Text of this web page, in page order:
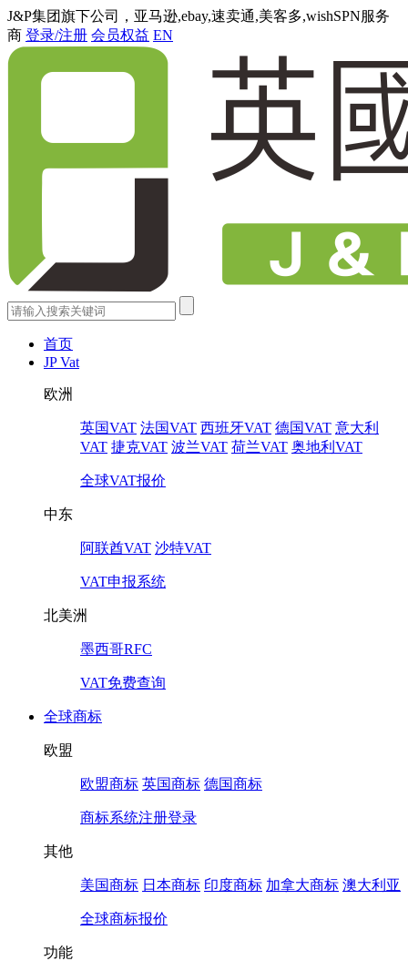
J&P集团旗下公司，亚马逊,ebay,速卖通,美客多,wishSPN服务
商 登录/注册 会员权益 EN
首页
JP Vat
欧洲
英国VAT 法国VAT 西班牙VAT 德国VAT 意大利
VAT 捷克VAT 波兰VAT 荷兰VAT 奥地利VAT
全球VAT报价
中东
阿联酋VAT 沙特VAT
VAT申报系统
北美洲
墨西哥RFC
VAT免费查询
全球商标
欧盟
欧盟商标 英国商标 德国商标
商标系统注册登录
其他
美国商标 日本商标 印度商标 加拿大商标 澳大利亚
全球商标报价
功能